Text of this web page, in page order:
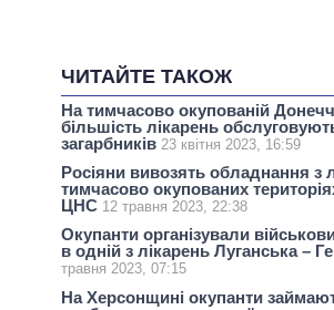
ЧИТАЙТЕ ТАКОЖ
На тимчасово окупованій
більшість лікарень
загарбників 23 квітня 2023, 16:59
Росіяни вивозять обладнання з
тимчасово окупованих
ЦНС 12 травня 2023, 22:38
Окупанти організували
в одній з лікарень Луганська –
травня 2023, 07:15
На Херсонщині окупанти